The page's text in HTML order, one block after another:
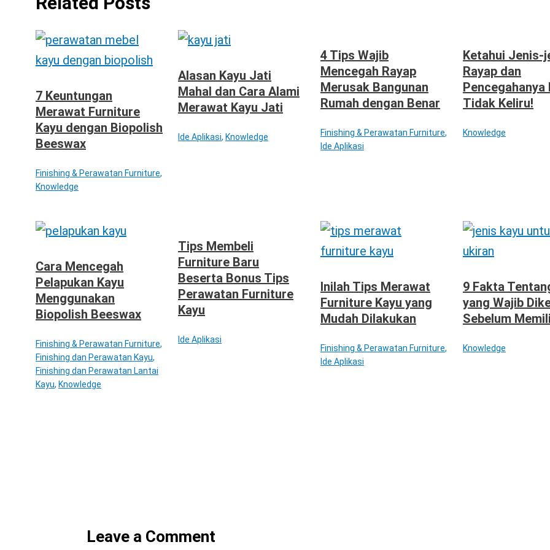
7 Keuntungan
Merawat Furniture
Kayu dengan Biopolish
Beeswax
Finishing & Perawatan Furniture,
Knowledge
Alasan Kayu Jati
Mahal dan Cara Alami
Merawat Kayu Jati
Ide Aplikasi, Knowledge
4 Tips Wajib
Mencegah Rayap
Merusak Bangunan
Rumah dengan Benar
Finishing & Perawatan Furniture,
Ide Aplikasi
Ketahui Jenis-
Rayap dan
Pencegahanya
Tidak Keliru!
Knowledge
Cara Mencegah
Pelapukan Kayu
Menggunakan
Biopolish Beeswax
Finishing & Perawatan Furniture,
Finishing dan Perawatan Kayu,
Finishing dan Perawatan Lantai
Kayu, Knowledge
Tips Membeli
Furniture Baru
Beserta Bonus Tips
Perawatan Furniture
Kayu
Ide Aplikasi
Inilah Tips Merawat
Furniture Kayu yang
Mudah Dilakukan
Finishing & Perawatan Furniture,
Ide Aplikasi
9 Fakta
yang Wajib
Sebelum
Knowledge
Leave a Comment